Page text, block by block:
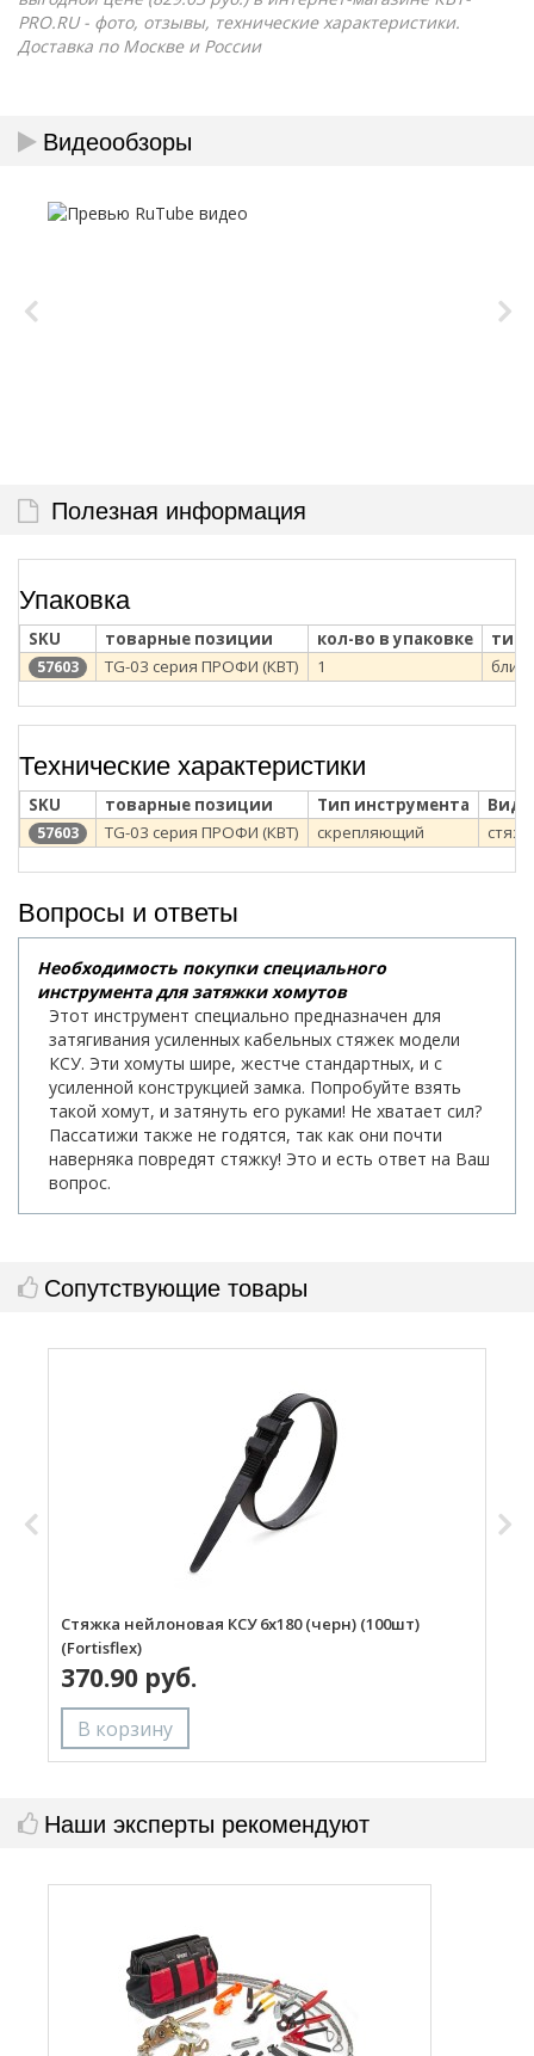
PRO.RU - фото, отзывы, технические характеристики.
Доставка по Москве и России
Видеообзоры
Полезная информация
Упаковка
SKU товарные позиции кол-во в упаковке тип
57603 TG-03 серия ПРОФИ (КВТ) 1
Технические характеристики
SKU товарные позиции Тип инструмента Вид
57603 TG-03 серия ПРОФИ (КВТ) скрепляющий
Вопросы и ответы
Необходимость покупки специального
инструмента для затяжки хомутов
Этот инструмент специально предназначен для
затягивания усиленных кабельных стяжек модели
КСУ. Эти хомуты шире, жестче стандартных, и с
усиленной конструкцией замка. Попробуйте взять
такой хомут, и затянуть его руками! Не хватает сил?
Пассатижи также не годятся, так как они почти
наверняка повредят стяжку! Это и есть ответ на Ваш
вопрос.
Сопутствующие товары
Стяжка нейлоновая КСУ 6х180 (черн) (100шт)
(Fortisflex)
370.90 руб.
Наши эксперты рекомендуют